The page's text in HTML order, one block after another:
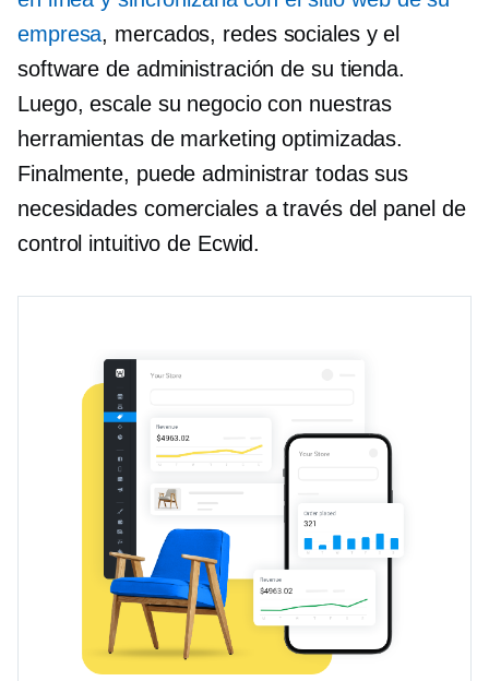
empresa, mercados, redes sociales y el
software de administración de su tienda.
Luego, escale su negocio con nuestras
herramientas de marketing optimizadas.
Finalmente, puede administrar todas sus
necesidades comerciales a través del panel de
control intuitivo de Ecwid.